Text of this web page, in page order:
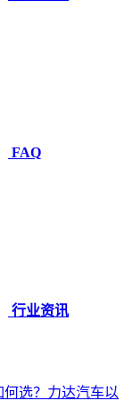
FAQ
行业资讯
何选？力达汽车以